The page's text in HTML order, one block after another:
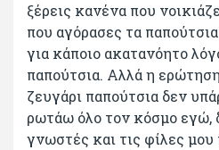
ξέρεις κανένα που
που αγόρασες τα
για κάποιο ακατανόητο
παπούτσια. Αλλά η
ζευγάρι παπούτσια δεν
ρωτάω όλο τον κόσμο εγώ,
γνωστές και τις φίλες μου